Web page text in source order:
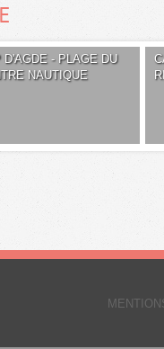
D'AGDE - PLAGE DU
NAUTIQUE